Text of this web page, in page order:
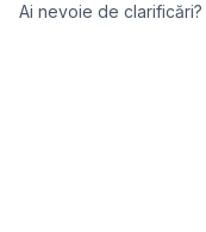
Ai nevoie de clarificări?